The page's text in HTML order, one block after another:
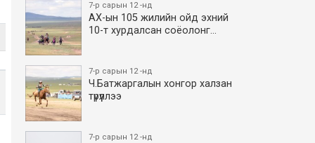
7-р сарын 12 -нд
АХ-ын 105 жилийн ойд эхний
10-т хурдалсан соёолонг…
7-р сарын 12 -нд
Ч.Батжаргалын хонгор халзан
түрүүллээ
7-р сарын 12 -нд